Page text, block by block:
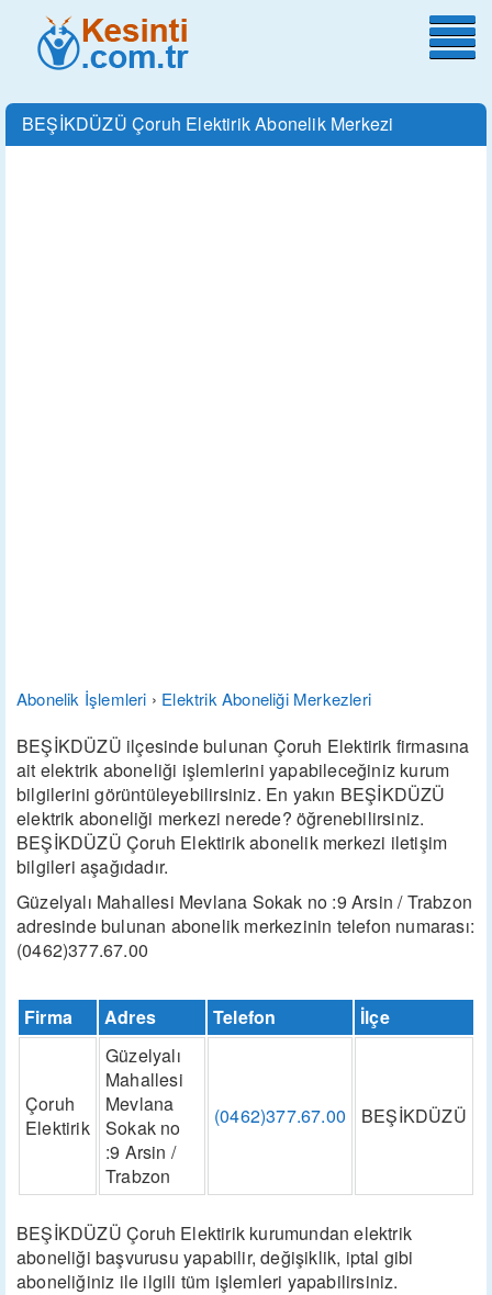
BEŞİKDÜZÜ Çoruh Elektirik Abonelik Merkezi
Abonelik İşlemleri › Elektrik Aboneliği Merkezleri
BEŞİKDÜZÜ ilçesinde bulunan Çoruh Elektirik firmasına
ait elektrik aboneliği işlemlerini yapabileceğiniz kurum
bilgilerini görüntüleyebilirsiniz. En yakın BEŞİKDÜZÜ
elektrik aboneliği merkezi nerede? öğrenebilirsiniz.
BEŞİKDÜZÜ Çoruh Elektirik abonelik merkezi iletişim
bilgileri aşağıdadır.
Güzelyalı Mahallesi Mevlana Sokak no :9 Arsin / Trabzon
adresinde bulunan abonelik merkezinin telefon numarası:
(0462)377.67.00
Firma Adres Telefon İlçe
Çoruh
Elektirik
Güzelyalı
Mahallesi
Mevlana
Sokak no
:9 Arsin /
Trabzon
(0462)377.67.00 BEŞİKDÜZÜ
BEŞİKDÜZÜ Çoruh Elektirik kurumundan elektrik
aboneliği başvurusu yapabilir, değişiklik, iptal gibi
aboneliğiniz ile ilgili tüm işlemleri yapabilirsiniz.